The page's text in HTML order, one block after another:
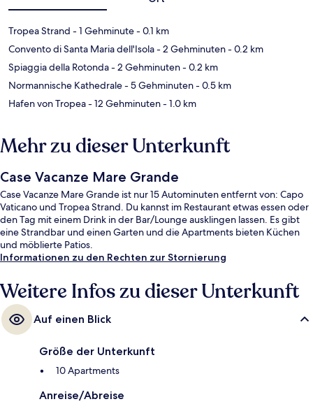
Tropea Strand - 1 Gehminute- 0.1 km
Convento di Santa Maria dell'Isola- 2 Gehminuten- 0.2 km
Spiaggia della Rotonda- 2 Gehminuten- 0.2 km
Normannische Kathedrale- 5 Gehminuten- 0.5 km
Hafen von Tropea- 12 Gehminuten- 1.0 km
Mehr zu dieser Unterkunft
Case Vacanze Mare Grande
Case Vacanze Mare Grande ist nur 15 Autominuten entfernt von: Capo
Vaticano und Tropea Strand. Du kannst im Restaurant etwas essen oder
den Tag mit einem Drink in der Bar/Lounge ausklingen lassen. Es gibt
eine Strandbar und einen Garten und die Apartments bieten Küchen
und möblierte Patios.
Informationen zu den Rechten zur Stornierung
Weitere Infos zu dieser Unterkunft
Auf einen Blick
Größe der Unterkunft
10 Apartments
Anreise/Abreise